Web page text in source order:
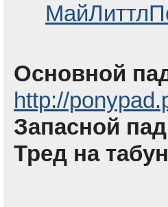
Основной
http://
Запасной
Тред на